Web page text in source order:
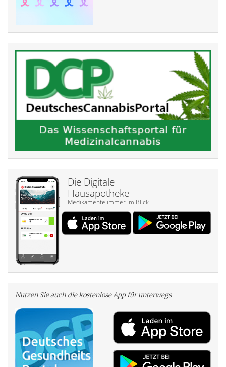
Die Digitale
Hausapotheke
Medikamente immer im Blick
Nutzen Sie auch die kosten­lose App für unterwegs